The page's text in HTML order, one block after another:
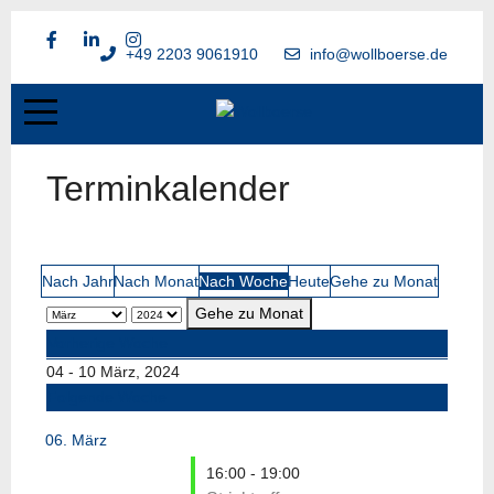
+49 2203 9061910 info@wollboerse.de
Terminkalender
Nach JahrNach MonatNach WocheHeuteGehe zu Monat
Gehe zu Monat
04 - 10 März, 2024
06. März
16:00 - 19:00